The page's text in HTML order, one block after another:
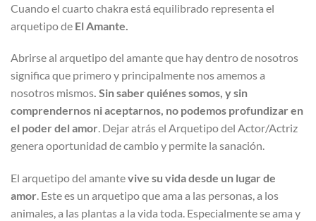
Cuando el cuarto chakra está equilibrado representa el
arquetipo de El Amante.
Abrirse al arquetipo del amante que hay dentro de nosotros
significa que primero y principalmente nos amemos a
nosotros mismos. Sin saber quiénes somos, y sin
comprendernos ni aceptarnos, no podemos profundizar en
el poder del amor. Dejar atrás el Arquetipo del Actor/Actriz
genera oportunidad de cambio y permite la sanación.
El arquetipo del amantevive su vida desde un lugar de
amor. Este es un arquetipo que ama a las personas, a los
animales, a las plantas a la vida toda. Especialmente se ama y